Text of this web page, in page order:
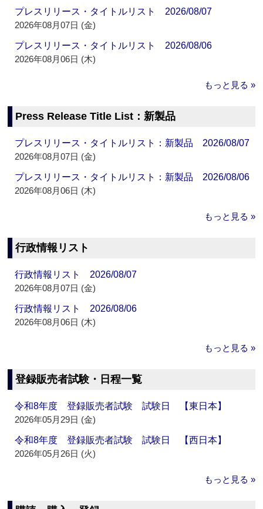
プレスリリース・タイトルリスト 2026/08/07
2026年08月07日 (金)
プレスリリース・タイトルリスト 2026/08/06
2026年08月06日 (木)
もっと見る »
Press Release Title List：新製品
プレスリリース・タイトルリスト：新製品 2026/08/07
2026年08月07日 (金)
プレスリリース・タイトルリスト：新製品 2026/08/06
2026年08月06日 (木)
もっと見る »
行政情報リスト
行政情報リスト 2026/08/07
2026年08月07日 (金)
行政情報リスト 2026/08/06
2026年08月06日 (木)
もっと見る »
登録販売者試験・日程一覧
令和8年度 登録販売者試験 試験日 【東日本】
2026年05月29日 (金)
令和8年度 登録販売者試験 試験日 【西日本】
2026年05月26日 (火)
もっと見る »